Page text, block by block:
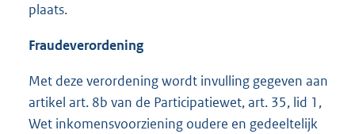
plaats.
Fraudeverordening
Met deze verordening wordt invulling gegeven aan
artikel art. 8b van de Participatiewet, art. 35, lid 1,
Wet inkomensvoorziening oudere en gedeeltelijk